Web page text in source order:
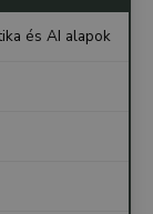
és AI alapok